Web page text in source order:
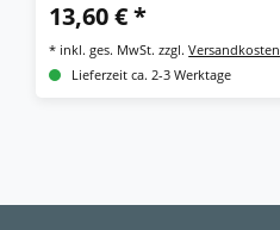
13,60 € *
* inkl. ges. MwSt. zzgl.Versandkosten
Lieferzeit ca. 2-3 Werktage